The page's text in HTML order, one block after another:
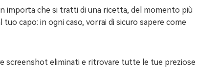
importa che si tratti di una ricetta, del momento più
capo: in ogni caso, vorrai di sicuro sapere come
screenshot eliminati e ritrovare tutte le tue preziose